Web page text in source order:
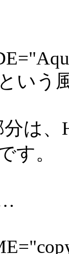
いう
分は
す。